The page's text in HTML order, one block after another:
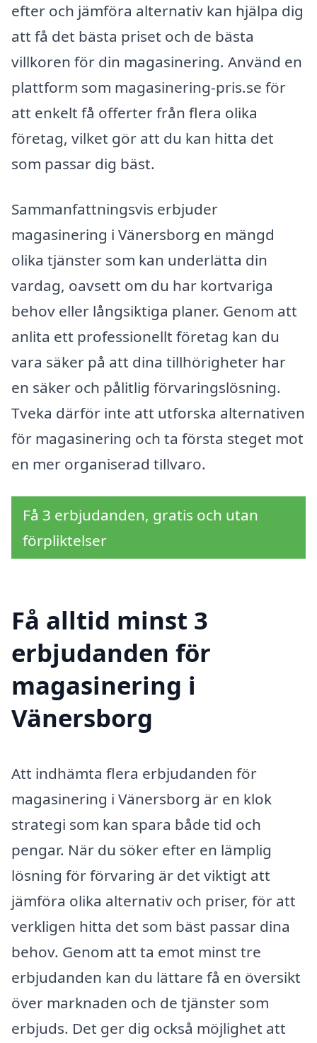
efter och jämföra alternativ kan hjälpa dig
att få det bästa priset och de bästa
villkoren för din magasinering. Använd en
plattform som magasinering-pris.se för
att enkelt få offerter från flera olika
företag, vilket gör att du kan hitta det
som passar dig bäst.
Sammanfattningsvis erbjuder
magasinering i Vänersborg en mängd
olika tjänster som kan underlätta din
vardag, oavsett om du har kortvariga
behov eller långsiktiga planer. Genom att
anlita ett professionellt företag kan du
vara säker på att dina tillhörigheter har
en säker och pålitlig förvaringslösning.
Tveka därför inte att utforska alternativen
för magasinering och ta första steget mot
en mer organiserad tillvaro.
Få 3 erbjudanden, gratis och utan
förpliktelser
Få alltid minst 3
erbjudanden för
magasinering i
Vänersborg
Att indhämta flera erbjudanden för
magasinering i Vänersborg är en klok
strategi som kan spara både tid och
pengar. När du söker efter en lämplig
lösning för förvaring är det viktigt att
jämföra olika alternativ och priser, för att
verkligen hitta det som bäst passar dina
behov. Genom att ta emot minst tre
erbjudanden kan du lättare få en översikt
över marknaden och de tjänster som
erbjuds. Det ger dig också möjlighet att